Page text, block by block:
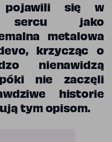
pojawili się w
sercu jako
metalowa
krzycząc o
nienawidzą
nie zaczęli
historie
tym opisom.